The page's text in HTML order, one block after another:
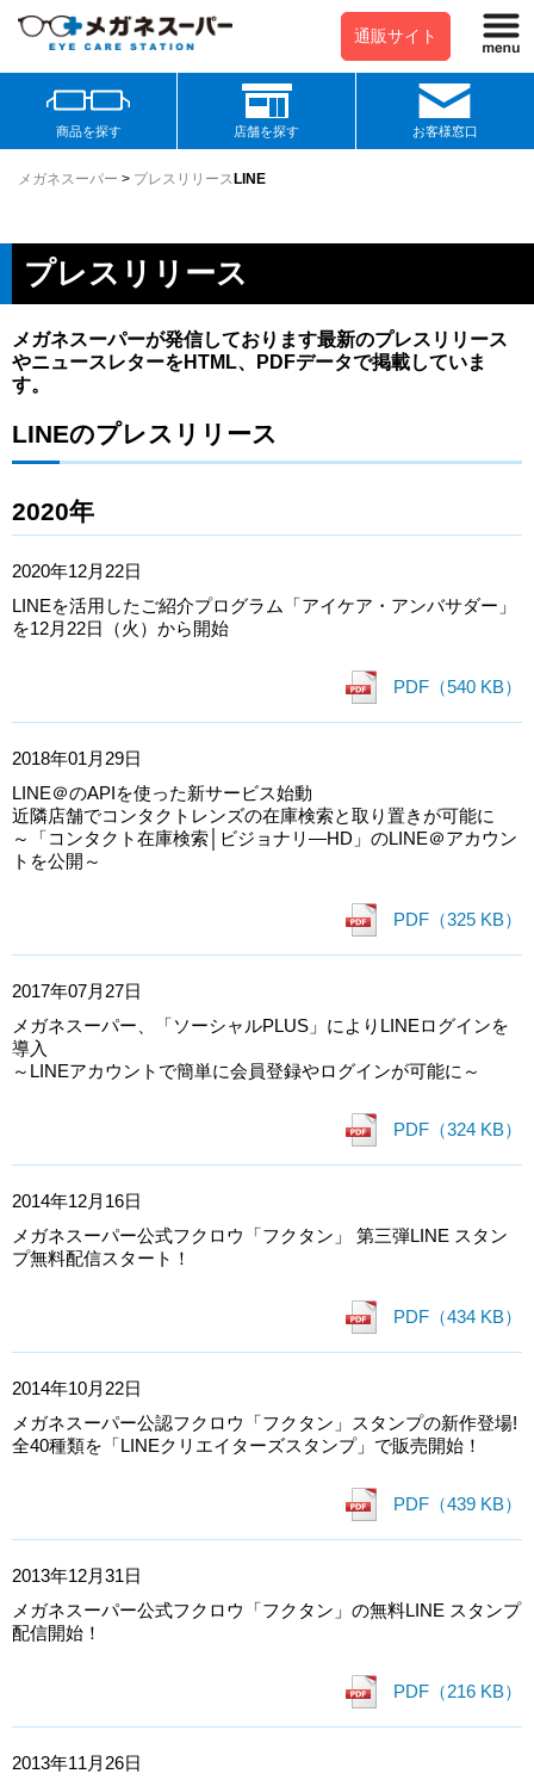
通販サイト
商品を探す 店舗を探す お客様窓口
メガネスーパー > プレスリリース LINE
プレスリリース
メガネスーパーが発信しております最新のプレスリリース
やニュースレターをHTML、PDFデータで掲載していま
す。
LINEのプレスリリース
2020年
2020年12月22日
LINEを活用したご紹介プログラム「アイケア・アンバサダー」
を12月22日（火）から開始
PDF（540 KB）
2018年01月29日
LINE＠のAPIを使った新サービス始動
近隣店舗でコンタクトレンズの在庫検索と取り置きが可能に
～「コンタクト在庫検索│ビジョナリ―HD」のLINE＠アカウン
トを公開～
PDF（325 KB）
2017年07月27日
メガネスーパー、「ソーシャルPLUS」によりLINEログインを
導入
～LINEアカウントで簡単に会員登録やログインが可能に～
PDF（324 KB）
2014年12月16日
メガネスーパー公式フクロウ「フクタン」 第三弾LINE スタン
プ無料配信スタート！
PDF（434 KB）
2014年10月22日
メガネスーパー公認フクロウ「フクタン」スタンプの新作登場!
全40種類を「LINEクリエイターズスタンプ」で販売開始！
PDF（439 KB）
2013年12月31日
メガネスーパー公式フクロウ「フクタン」の無料LINE スタンプ
配信開始！
PDF（216 KB）
2013年11月26日